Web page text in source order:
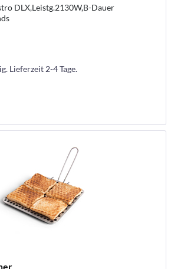
DLX,Leistg.2130W,B-Dauer
Lieferzeit 2-4 Tage.